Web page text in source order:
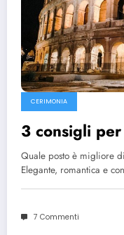
CERIMONIA
3 consigli
Quale posto è migliore
Elegante, romantica e
7 Commenti